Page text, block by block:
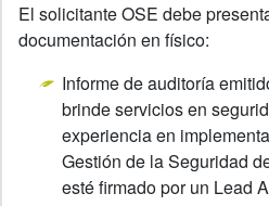
El solicitante OSE debe
documentación en físico:
Informe de auditoría
brinde servicios en
experiencia en
Gestión de la Seguridad
esté firmado por un Lead